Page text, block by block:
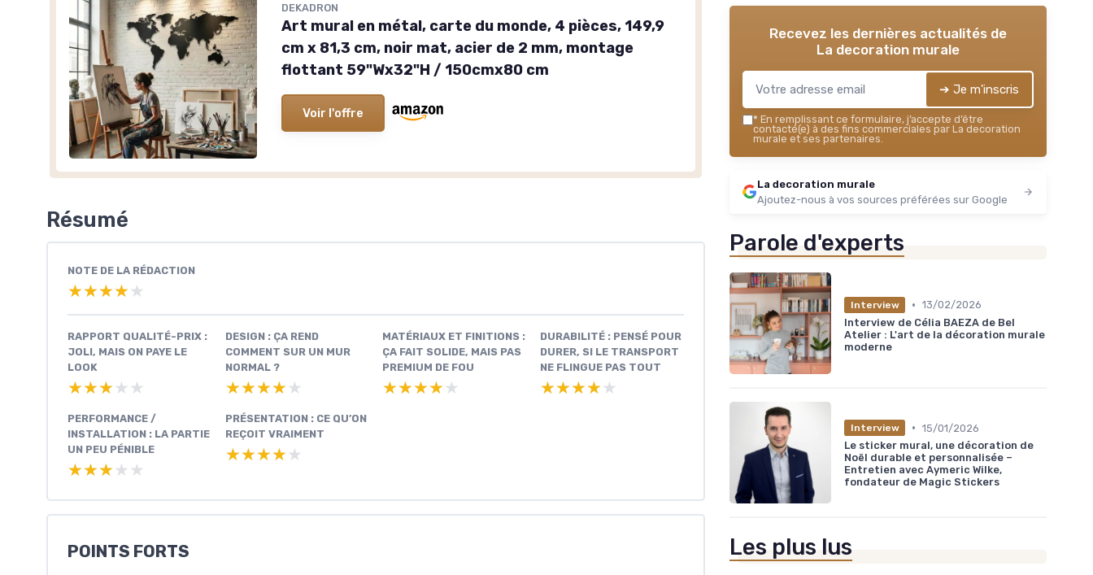
DEKADRON
Art mural en métal, carte du monde, 4 pièces, 149,9
cm x 81,3 cm, noir mat, acier de 2 mm, montage
flottant 59"Wx32"H / 150cmx80 cm
Voir l'offre
Résumé
NOTE DE LA RÉDACTION
★★★★★
★★★★★
RAPPORT QUALITÉ-PRIX :
JOLI, MAIS ON PAYE LE
LOOK
★★★★★
★★★★★
DESIGN : ÇA REND
COMMENT SUR UN MUR
NORMAL ?
★★★★★
★★★★★
MATÉRIAUX ET FINITIONS :
ÇA FAIT SOLIDE, MAIS PAS
PREMIUM DE FOU
★★★★★
★★★★★
DURABILITÉ : PENSÉ POUR
DURER, SI LE TRANSPORT
NE FLINGUE PAS TOUT
★★★★★
★★★★★
PERFORMANCE /
INSTALLATION : LA PARTIE
UN PEU PÉNIBLE
★★★★★
★★★★★
PRÉSENTATION : CE QU’ON
REÇOIT VRAIMENT
★★★★★
★★★★★
POINTS FORTS
Recevez les dernières actualités de
La decoration murale
➔ Je m'inscris
* En remplissant ce formulaire, j’accepte d’être
contacté(e) à des fins commerciales par La decoration
murale et ses partenaires.
La decoration murale
Ajoutez-nous à vos sources préférées sur Google
Parole d'experts
Interview • 13/02/2026
Interview de Célia BAEZA de Bel
Atelier : L'art de la décoration murale
moderne
Interview • 15/01/2026
Le sticker mural, une décoration de
Noël durable et personnalisée –
Entretien avec Aymeric Wilke,
fondateur de Magic Stickers
Les plus lus